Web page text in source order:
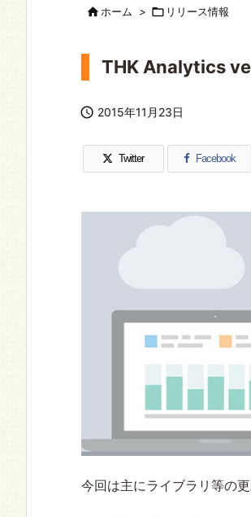
ホーム >  リリース情報
THK Analytics
 2015年11月23日
Twitter Facebook
今回は主にライブラリ等の